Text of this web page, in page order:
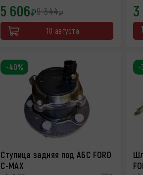
5 606₽9 344₽
10 августа
Ступица задняя под АБС FORD
C-MAX
-40% -